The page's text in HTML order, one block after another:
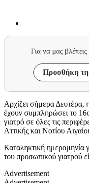
Για να μας
Προσθήκη
Αρχίζει σήμερα Δευτέρα,
έχουν συμπληρώσει το
γιατρό σε όλες τις
Αττικής και Νοτίου
Καταληκτική ημερομηνία
του προσωπικού γιατρού
Advertisement